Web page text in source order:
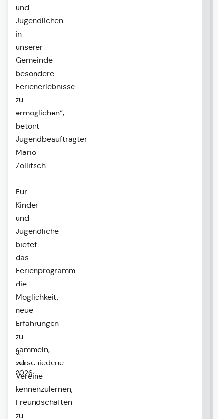
3.
Juli
2026
und
Jugendlichen
in
unserer
Gemeinde
besondere
Ferienerlebnisse
zu
ermöglichen“,
betont
Jugendbeauftragter
Mario
Zollitsch.
Für
Kinder
und
Jugendliche
bietet
das
Ferienprogramm
die
Möglichkeit,
neue
Erfahrungen
zu
sammeln,
verschiedene
Vereine
kennenzulernen,
Freundschaften
zu